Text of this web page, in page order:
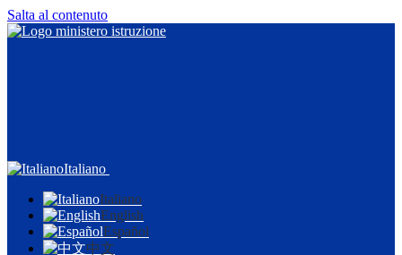
Salta al contenuto
Italiano
Italiano
English
Español
中文